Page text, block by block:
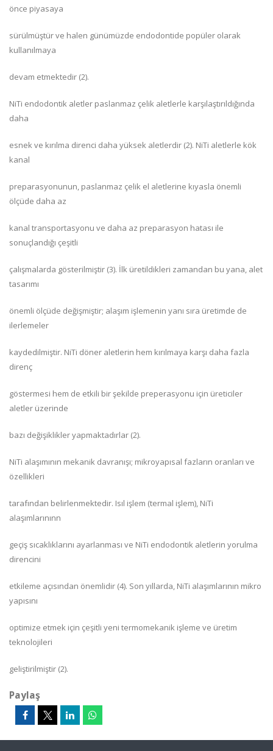
önce piyasaya
sürülmüştür ve halen günümüzde endodontide popüler olarak
kullanılmaya
devam etmektedir (2).
NiTi endodontik aletler paslanmaz çelik aletlerle karşılaştırıldığında
daha
esnek ve kırılma direnci daha yüksek aletlerdir (2). NiTi aletlerle kök
kanal
preparasyonunun, paslanmaz çelik el aletlerine kıyasla önemli
ölçüde daha az
kanal transportasyonu ve daha az preparasyon hatası ile
sonuçlandığı çeşitli
çalışmalarda gösterilmiştir (3). İlk üretildikleri zamandan bu yana, alet
tasarımı
önemli ölçüde değişmiştir; alaşım işlemenin yanı sıra üretimde de
ilerlemeler
kaydedilmiştir. NiTi döner aletlerin hem kırılmaya karşı daha fazla
direnç
göstermesi hem de etkili bir şekilde preperasyonu için üreticiler
aletler üzerinde
bazı değişiklikler yapmaktadırlar (2).
NiTi alaşımının mekanik davranışı; mikroyapısal fazların oranları ve
özellikleri
tarafından belirlenmektedir. Isıl işlem (termal işlem), NiTi
alaşımlarınınn
geçiş sıcaklıklarını ayarlanması ve NiTi endodontik aletlerin yorulma
direncini
etkileme açısından önemlidir (4). Son yıllarda, NiTi alaşımlarının mikro
yapısını
optimize etmek için çeşitli yeni termomekanik işleme ve üretim
teknolojileri
geliştirilmiştir (2).
Paylaş